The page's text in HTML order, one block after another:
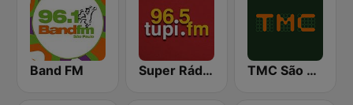
Band FM Super Rádio Tupi TMC São Paulo